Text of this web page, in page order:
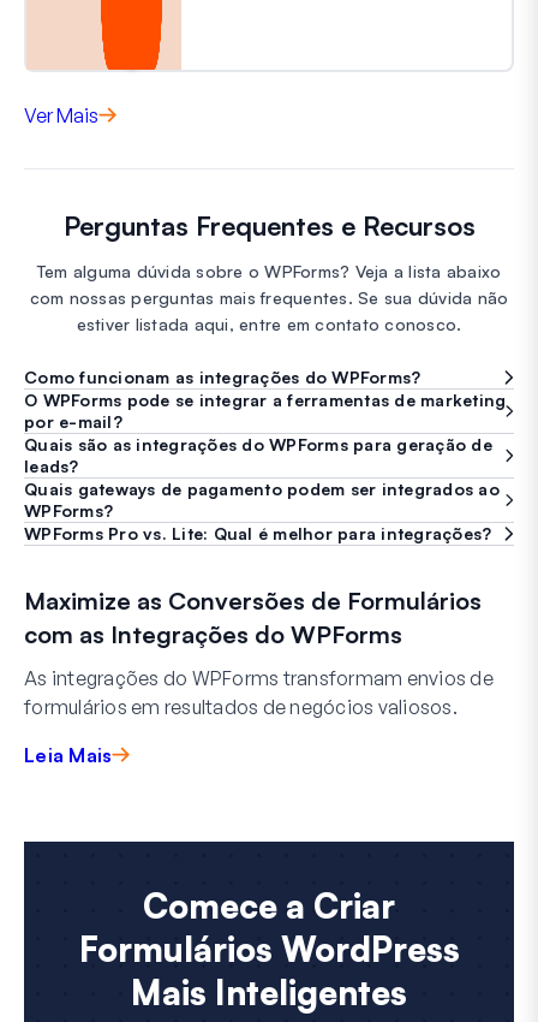
Ver Mais
Perguntas Frequentes e Recursos
Tem alguma dúvida sobre o WPForms? Veja a lista abaixo
com nossas perguntas mais frequentes. Se sua dúvida não
estiver listada aqui, entre em contato conosco.
Como funcionam as integrações do WPForms?
O WPForms pode se integrar a ferramentas de marketing
por e-mail?
Quais são as integrações do WPForms para geração de
leads?
Quais gateways de pagamento podem ser integrados ao
WPForms?
WPForms Pro vs. Lite: Qual é melhor para integrações?
Maximize as Conversões de Formulários
com as Integrações do WPForms
As integrações do WPForms transformam envios de
formulários em resultados de negócios valiosos.
Leia Mais
Comece a Criar
Formulários WordPress
Mais Inteligentes